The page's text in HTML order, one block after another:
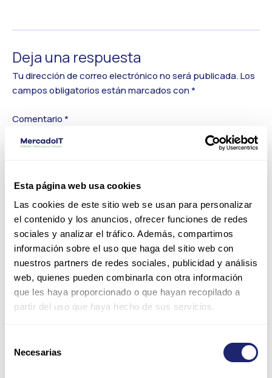
Esta página web usa cookies
Las cookies de este sitio web se usan para personalizar
el contenido y los anuncios, ofrecer funciones de redes
sociales y analizar el tráfico. Además, compartimos
información sobre el uso que haga del sitio web con
nuestros partners de redes sociales, publicidad y análisis
web, quienes pueden combinarla con otra información
que les haya proporcionado o que hayan recopilado a
partir del uso que haya hecho de sus servicios.
Necesarias
Deja una respuesta
Tu dirección de correo electrónico no será publicada.Los
campos obligatorios están marcados con*
Comentario*
Nombre*
Correo
Web